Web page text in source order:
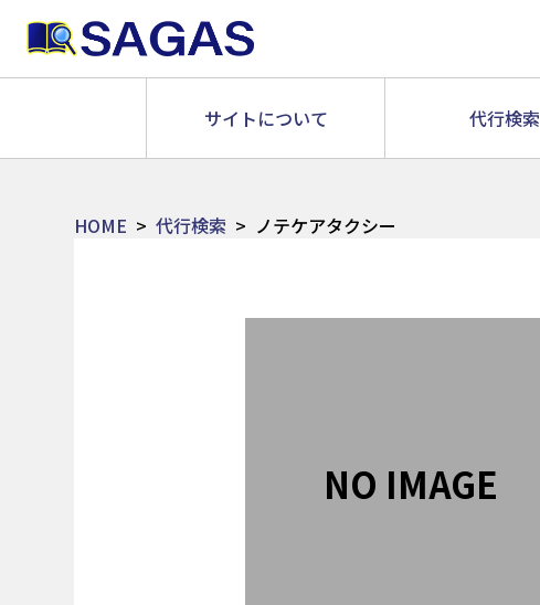
サイトについて 代行検索
HOME 代行検索 ノテケアタクシー
NO IMAGE